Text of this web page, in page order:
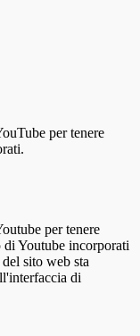
per tenere
per tenere
di Youtube incorporati
sito web sta
di